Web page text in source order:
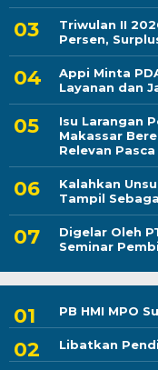
Triwulan II
Persen,
Appi Minta
Layanan dan
Isu Larangan
Makassar
Relevan Pasca
Kalahkan
Tampil
Digelar Oleh
Seminar
PB HMI MPO
Libatkan